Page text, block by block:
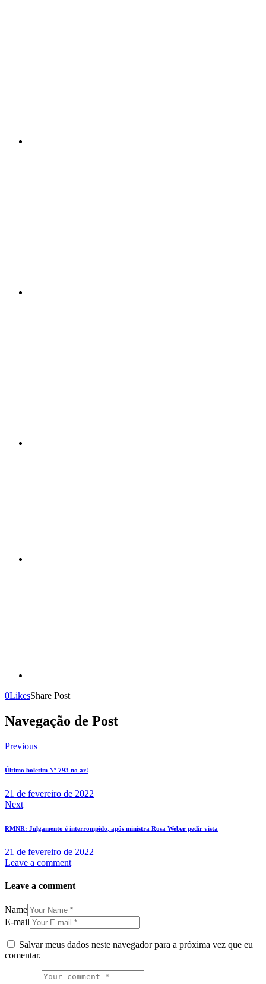
0LikesShare Post
Navegação de Post
Previous
Último boletim Nº 793 no ar!
21 de fevereiro de 2022
Next
RMNR: Julgamento é interrompido, após ministra Rosa Weber pedir vista
21 de fevereiro de 2022
Leave a comment
Leave a comment
Name
E-mail
Salvar meus dados neste navegador para a próxima vez que eu
comentar.